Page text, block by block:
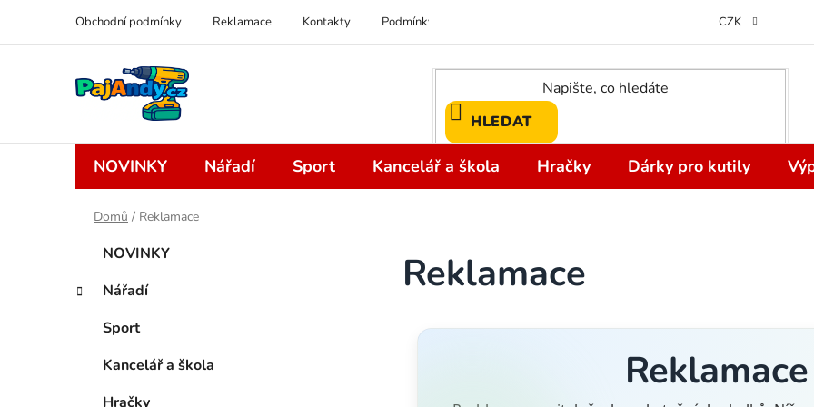
obsah
Obchodní podmínky Reklamace Kontakty Podmínky ochrany osobních údajů Odstoupení od kupní smlouvy do 14 dní
CZK
HLEDAT
NOVINKY Nářadí Sport Kancelář a škola Hračky Dárky pro kutily
Domů / Reklamace
s
Přeskočit
kategorie
t
e
NOVINKY
Nářadí
Sport
Kancelář a škola
Hračky
Reklamace